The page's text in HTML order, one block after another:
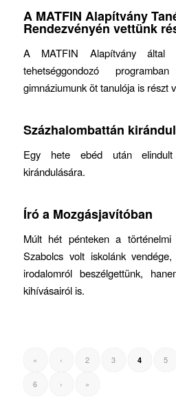
A MATFIN Alapítvány
Rendezvényén vettünk
A MATFIN Alapítvány által
tehetséggondozó
gimnáziumunk öt tanulója is részt
Százhalombattán
Egy hete ebéd után
kirándulására.
Író a Mozgásjavítóban
Múlt hét pénteken a
Szabolcs volt iskolánk
irodalomról beszélgettünk,
kihívásairól is.
« ‹ 2 3 4 5
6 › »